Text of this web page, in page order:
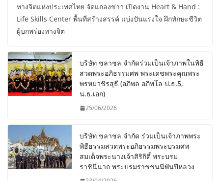
ทางจิตแห่งประเทศไทย จัดแถลงข่าว เปิดงาน Heart & Hand :
Life Skills Center พื้นที่สร้างสรรค์ แบ่งปันแรงใจ ฝึกทักษะชีวิต
ผู้บกพร่องทางจิต
บริษัท ชลาชล จำกัดร่วมเป็นเจ้าภาพในพิธี
สวดพระอภิธรรมศพ พระเดชพระคุณพระ
พรหมวชิรสุธี (อภิพล อภิพโล ป.ธ.5,
น.ธ.เอก)
25/06/2026
บริษัท ชลาชล จำกัด ร่วมเป็นเจ้าภาพพระ
พิธีธรรมสวดพระอภิธรรมพระบรมศพ
สมเด็จพระนางเจ้าสิริกิติ์ พระบรม
ราชินีนาถ พระบรมราชชนนีพันปีหลวง